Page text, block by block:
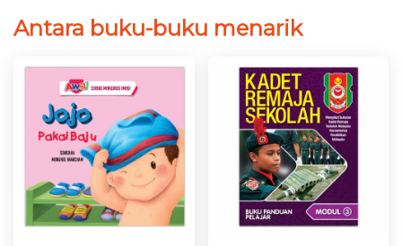
Antara buku-buku menarik